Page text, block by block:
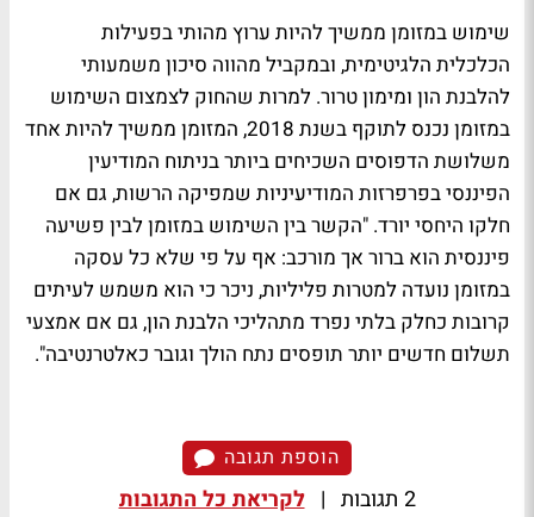
שימוש במזומן ממשיך להיות ערוץ מהותי בפעילות
הכלכלית הלגיטימית, ובמקביל מהווה סיכון משמעותי
להלבנת הון ומימון טרור. למרות שהחוק לצמצום השימוש
במזומן נכנס לתוקף בשנת 2018, המזומן ממשיך להיות אחד
משלושת הדפוסים השכיחים ביותר בניתוח המודיעין
הפיננסי בפרפרזות המודיעיניות שמפיקה הרשות, גם אם
חלקו היחסי יורד. "הקשר בין השימוש במזומן לבין פשיעה
פיננסית הוא ברור אך מורכב: אף על פי שלא כל עסקה
במזומן נועדה למטרות פליליות, ניכר כי הוא משמש לעיתים
קרובות כחלק בלתי נפרד מתהליכי הלבנת הון, גם אם אמצעי
תשלום חדשים יותר תופסים נתח הולך וגובר כאלטרנטיבה".
הוספת תגובה
2 תגובות | לקריאת כל התגובות